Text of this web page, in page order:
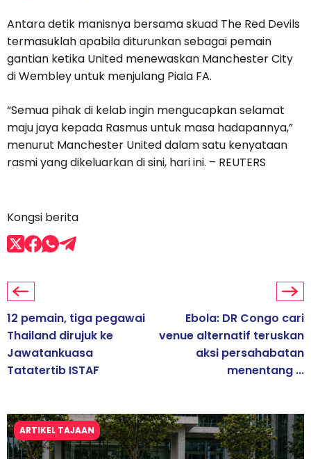
Antara detik manisnya bersama skuad The Red Devils
termasuklah apabila diturunkan sebagai pemain
gantian ketika United menewaskan Manchester City
di Wembley untuk menjulang Piala FA.
“Semua pihak di kelab ingin mengucapkan selamat
maju jaya kepada Rasmus untuk masa hadapannya,”
menurut Manchester United dalam satu kenyataan
rasmi yang dikeluarkan di sini, hari ini. – REUTERS
Kongsi berita
12 pemain, tiga pegawai
Thailand dirujuk ke
Jawatankuasa
Tatatertib ISTAF
Ebola: DR Congo cari
venue alternatif teruskan
aksi persahabatan
menentang ...
ARTIKEL TAJAAN